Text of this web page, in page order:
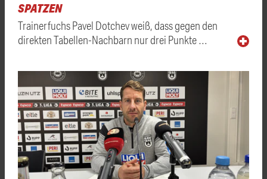
SPATZEN
Trainerfuchs Pavel Dotchev weiß, dass gegen den
direkten Tabellen-Nachbarn nur drei Punkte …